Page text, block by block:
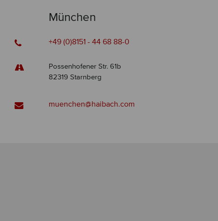
München
+49 (0)8151 - 44 68 88-0
Possenhofener Str. 61b
82319 Starnberg
muenchen@haibach.com